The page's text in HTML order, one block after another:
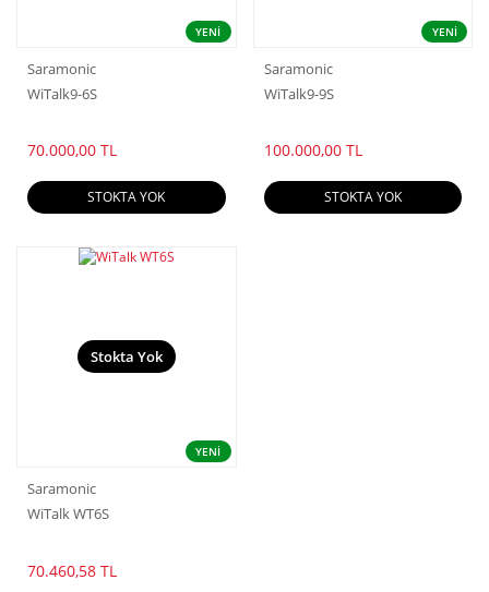
YENİ
Saramonic
WiTalk9-6S
70.000,00 TL
STOKTA YOK
YENİ
Saramonic
WiTalk9-9S
100.000,00 TL
STOKTA YOK
YENİ
Stokta Yok
Saramonic
WiTalk WT6S
70.460,58 TL